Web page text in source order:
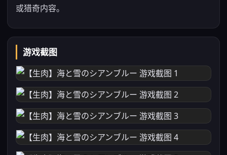
或猎奇内容。
游戏截图